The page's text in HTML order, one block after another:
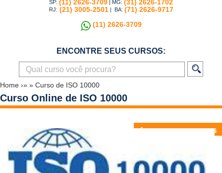
SP: (11) 2626-3709 | MG: (31) 2626-1702
RJ: (21) 3005-2501 | BA: (71) 2626-9717
(11) 2626-3709
ENCONTRE SEUS CURSOS:
Home ›» » Curso de ISO 10000
Curso Online de ISO 10000